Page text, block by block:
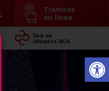
Trámites
en línea
Red de
Afiliados BGA